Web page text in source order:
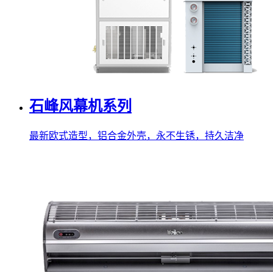
石峰风幕机系列
最新欧式造型，铝合金外壳，永不生锈，持久洁净